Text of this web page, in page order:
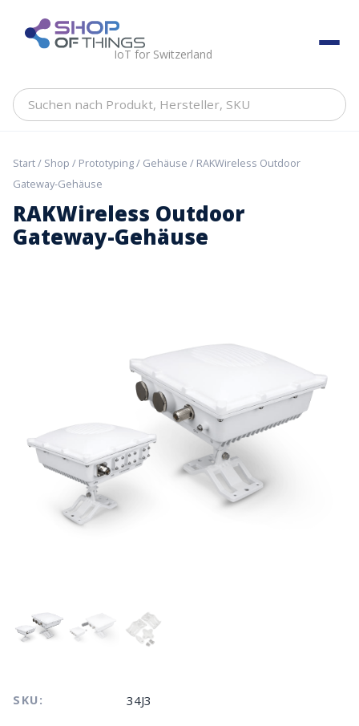
content ShopOfThings
IoT for Switzerland
Suchen
Hersteller,
Start/ Shop / Prototyping/ Gehäuse / RAKWireless Outdoor
Gateway-Gehäuse
RAKWireless Outdoor
Gateway-Gehäuse
SKU: 34J3